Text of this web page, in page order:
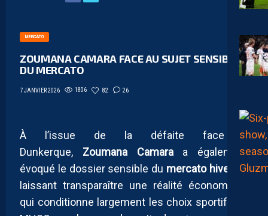
MERCATO
ZOUMANA CAMARA FACE AU SUJET SENSIBLE
DU MERCATO
7 JANVIER 2026 1806 82 26
À l’issue de la défaite face à
Dunkerque, Zoumana Camaraa également
évoqué le dossier sensible du mercato hivernal
laissant transparaître une réalité économique
qui conditionne largement les choix sportifs du